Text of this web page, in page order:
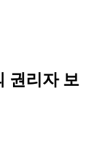
권리자 보